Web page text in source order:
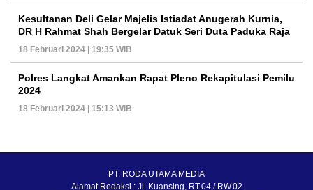
Kesultanan Deli Gelar Majelis Istiadat Anugerah Kurnia,
DR H Rahmat Shah Bergelar Datuk Seri Duta Paduka Raja
18 Februari 2024 | 19:35 WIB
Polres Langkat Amankan Rapat Pleno Rekapitulasi Pemilu
2024
18 Februari 2024 | 15:13 WIB
PT. RODA UTAMA MEDIA
Alamat Redaksi : Jl. Kuansing, RT.04 / RW.02